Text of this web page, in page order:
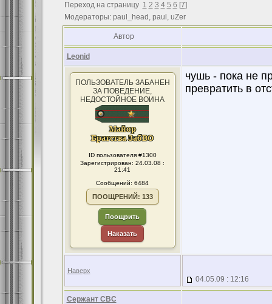
Переход на страницу 1 2 3 4 5 6 [7]
Модераторы: paul_head, paul, uZer
Автор
Leonid
ПОЛЬЗОВАТЕЛЬ ЗАБАНЕН
ЗА ПОВЕДЕНИЕ,
НЕДОСТОЙНОЕ ВОИНА
ID пользователя #1300
Зарегистрирован: 24.03.08 :
21:41
Сообщений: 6484
ПООЩРЕНИЙ: 133
Поощрить
Наказать
чушь - пока не
превратить в
Наверх
04.05.09 : 12:16
Сержант СВС